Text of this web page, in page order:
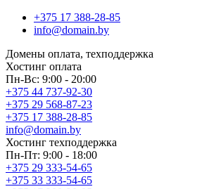
+375 17 388-28-85
info@domain.by
Домены оплата, техподдержка
Хостинг оплата
Пн-Вс: 9:00 - 20:00
+375 44 737-92-30
+375 29 568-87-23
+375 17 388-28-85
info@domain.by
Хостинг техподдержка
Пн-Пт: 9:00 - 18:00
+375 29 333-54-65
+375 33 333-54-65